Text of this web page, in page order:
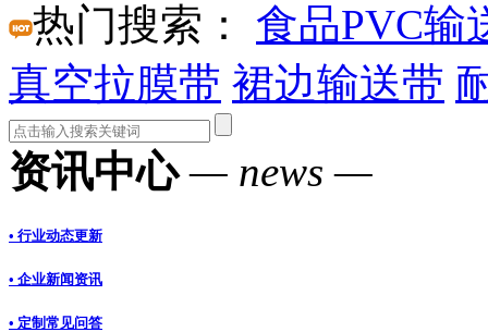
热门搜索：
食品PVC输
真空拉膜带 裙边输送带
资讯中心— news —
• 行业动态更新
• 企业新闻资讯
• 定制常见问答